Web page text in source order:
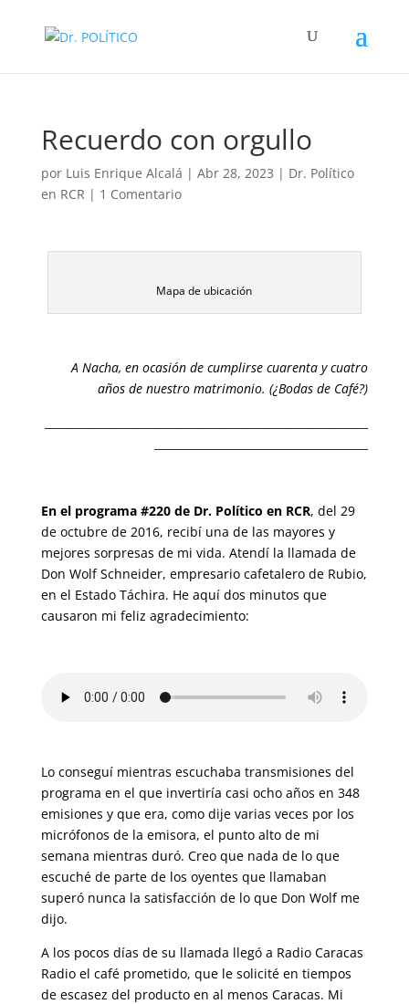
Recuerdo con orgullo
por Luis Enrique Alcalá | Abr 28, 2023 | Dr. Político
en RCR | 1 Comentario
Mapa de ubicación
A Nacha, en ocasión de cumplirse cuarenta y cuatro
años de nuestro matrimonio. (¿Bodas de Café?)
En el programa #220 de Dr. Político en RCR, del 29
de octubre de 2016, recibí una de las mayores y
mejores sorpresas de mi vida. Atendí la llamada de
Don Wolf Schneider, empresario cafetalero de Rubio,
en el Estado Táchira. He aquí dos minutos que
causaron mi feliz agradecimiento:
Lo conseguí mientras escuchaba transmisiones del
programa en el que invertiría casi ocho años en 348
emisiones y que era, como dije varias veces por los
micrófonos de la emisora, el punto alto de mi
semana mientras duró. Creo que nada de lo que
escuché de parte de los oyentes que llamaban
superó nunca la satisfacción de lo que Don Wolf me
dijo.
A los pocos días de su llamada llegó a Radio Caracas
Radio el café prometido, que le solicité en tiempos
de escasez del producto en al menos Caracas. Mi